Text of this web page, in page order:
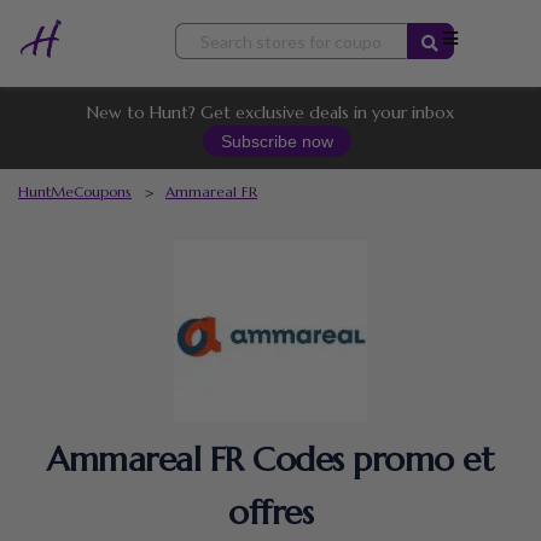
Skip
content
New to Hunt? Get exclusive deals in your inbox
Subscribe now
HuntMeCoupons > Ammareal FR
Ammareal FR Codes promo et
offres